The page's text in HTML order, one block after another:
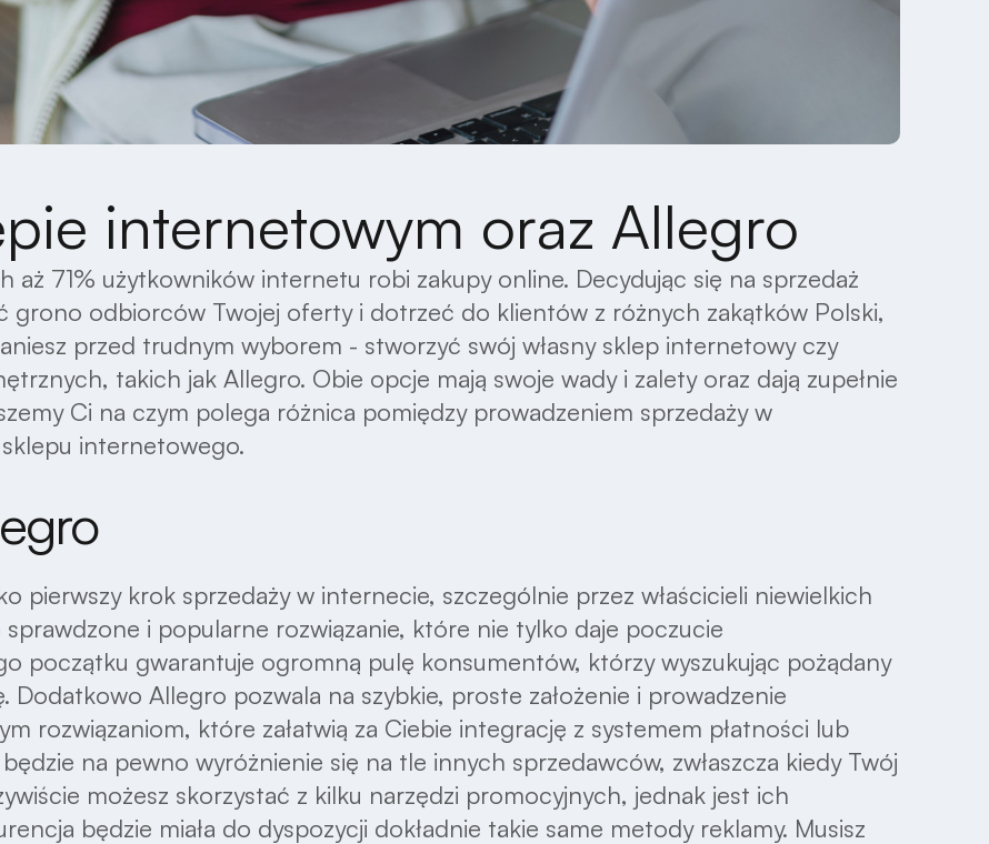
internetowym oraz Allegro
aż 71% użytkowników internetu robi zakupy online. Decydując się na sprzedaż
grono odbiorców Twojej oferty i dotrzeć do klientów z różnych zakątków Polski,
przed trudnym wyborem - stworzyć swój własny sklep internetowy czy
takich jak Allegro. Obie opcje mają swoje wady i zalety oraz dają zupełnie
Ci na czym polega różnica pomiędzy prowadzeniem sprzedaży w
internetowego.
pierwszy krok sprzedaży w internecie, szczególnie przez właścicieli niewielkich
i popularne rozwiązanie, które nie tylko daje poczucie
początku gwarantuje ogromną pulę konsumentów, którzy wyszukując pożądany
Allegro pozwala na szybkie, proste założenie i prowadzenie
rozwiązaniom, które załatwią za Ciebie integrację z systemem płatności lub
na pewno wyróżnienie się na tle innych sprzedawców, zwłaszcza kiedy Twój
możesz skorzystać z kilku narzędzi promocyjnych, jednak jest ich
będzie miała do dyspozycji dokładnie takie same metody reklamy. Musisz